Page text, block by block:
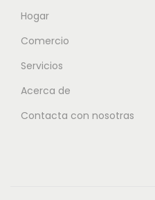
Hogar
Comercio
Servicios
Acerca de
Contacta con nosotras